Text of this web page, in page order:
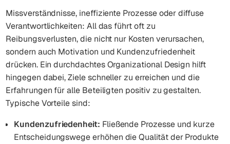
Missverständnisse, ineffiziente Prozesse oder diffuse
Verantwortlichkeiten: All das führt oft zu
Reibungsverlusten, die nicht nur Kosten verursachen,
sondern auch Motivation und Kundenzufriedenheit
drücken. Ein durchdachtes Organizational Design hilft
hingegen dabei, Ziele schneller zu erreichen und die
Erfahrungen für alle Beteiligten positiv zu gestalten.
Typische Vorteile sind:
Kundenzufriedenheit: Fließende Prozesse und kurze
Entscheidungswege erhöhen die Qualität der Produkte